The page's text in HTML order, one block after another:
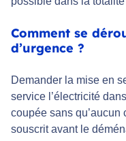
Comment se
d’urgence ?
Demander la mise en
service l’électricité
coupée sans qu’aucun
souscrit avant le